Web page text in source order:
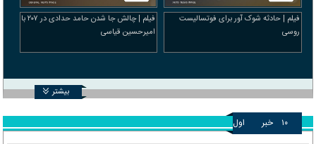
فیلم | حادثه شوک آور برای فوتسالیست
روسی
فیلم | چالش جا شدن حامد حدادی در ۲۰۷ با
امیرحسین قیاسی
بیشتر
۱۰ خبر اول